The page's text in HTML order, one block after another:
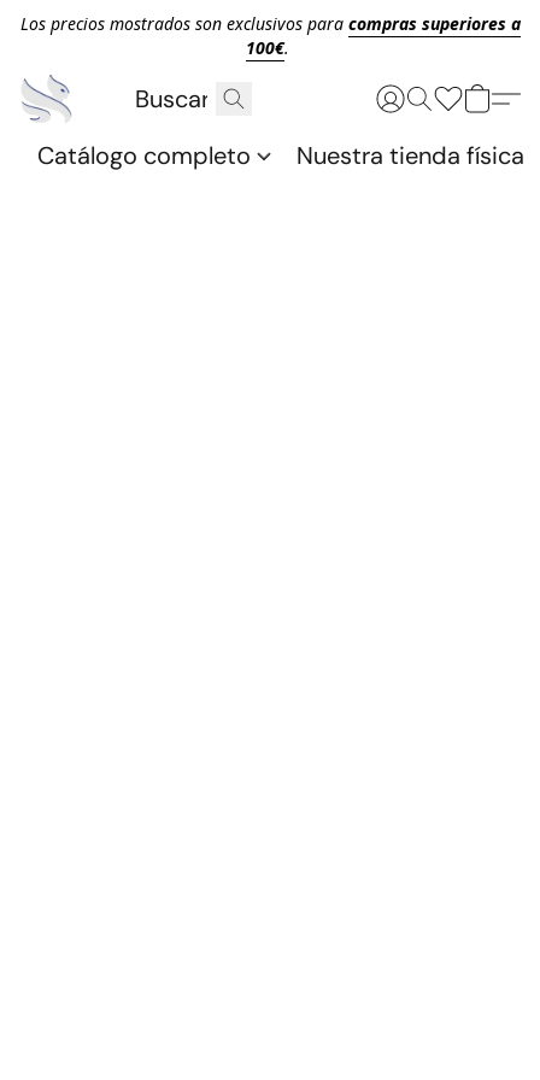
Los precios mostrados son exclusivos para compras superiores a
100€.
Catálogo completo Nuestra tienda física